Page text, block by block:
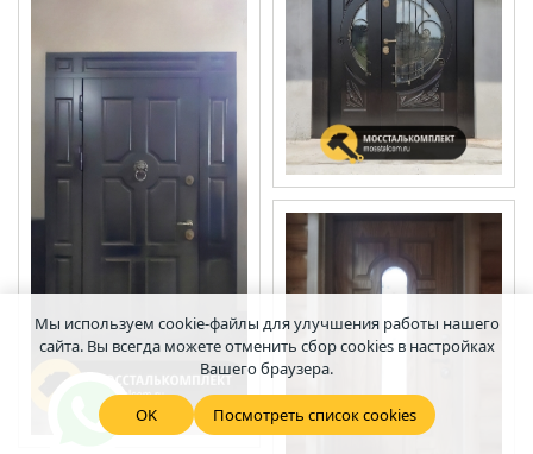
Мы используем cookie-файлы для улучшения работы нашего
сайта. Вы всегда можете отменить сбор cookies в настройках
Вашего браузера.
OK Посмотреть список cookies